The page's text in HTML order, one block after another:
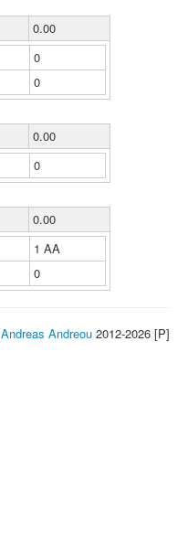
0.00
0
0
0.00
0
0.00
1 ΑΑ
0
Andreas Andreou 2012-2026 [P]